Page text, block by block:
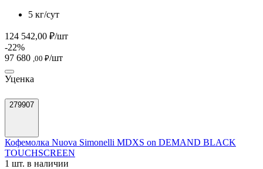
5 кг/сут
124 542,00 ₽/шт
-22%
97 680 ,00 ₽/шт
Уценка
279907
Кофемолка Nuova Simonelli MDXS on DEMAND BLACK
TOUCHSCREEN
1 шт. в наличии